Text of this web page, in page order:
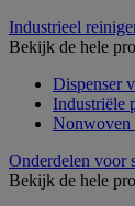
Industrieel
Bekijk de hele
Dispenser
Industriële
Nonwoven
Onderdelen voor
Bekijk de hele